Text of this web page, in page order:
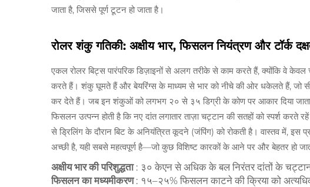
जाता है, जिससे पूर्ण टूटन हो जाता है।
रोलर शंकु गतिकी: अक्षीय भार, फिसलन नियंत्रण और टॉर्क
एकल रोलर बिट्स पारंपरिक डिज़ाइनों से अलग तरीके से काम करते हैं, क्योंकि वे
करते हैं। शंकु घूमते हैं और बेयरिंग्स के माध्यम से भार को नीचे की ओर धकेलते हैं, जो
कर देते हैं। जब इन शंकुओं को लगभग २० से ३५ डिग्री के कोण पर आकार दिया जाता
फिसलन उत्पन्न होती है कि नए दांत लगातार ताज़ा चट्टान की सतहों को स्पर्श करते
से ड्रिलिंग के दौरान बिट के अनियंत्रित कूदने (जंपिंग) को रोकती है। वास्तव में, इस
अच्छी है, यही सबसे महत्वपूर्ण है—जो कुछ विशिष्ट कारकों के आने पर और बेहतर हो
अक्षीय भार की परिशुद्धता : ३० केएन से अधिक के बल निरंतर दांतों के
फिसलन का मध्यमीकरण: १५–२५% फिसलन काटने की क्रिया को